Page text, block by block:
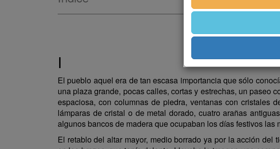
I
El pueblo aquel era de tan escasa importancia que sólo
una plaza grande, pocas calles, cortas y estrechas, un paseo
espaciosa, con columnas de piedra, ventanas con cristales
lámparas de cristal o de metal dorado, cuatro arañas
algunos bancos de madera que ocupaban los días festivos
El retablo del altar mayor, medio borrado ya por la acción